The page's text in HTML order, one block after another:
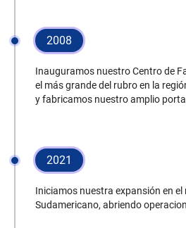
permitido
conformar la
holding Grupo
Ferromax,
corporación líder en
la industria del
A través de nuestro
modelo de
negocios,
Inauguramos nuestro Centro de
el más grande del rubro en la
y fabricamos nuestro amplio
2008
Iniciamos nuestra expansión en el
Sudamericano, abriendo
2021